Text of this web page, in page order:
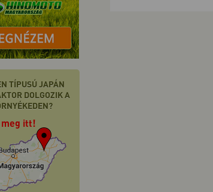
TÍPUSÚ JAPÁN
DOLGOZIK A
meg itt!